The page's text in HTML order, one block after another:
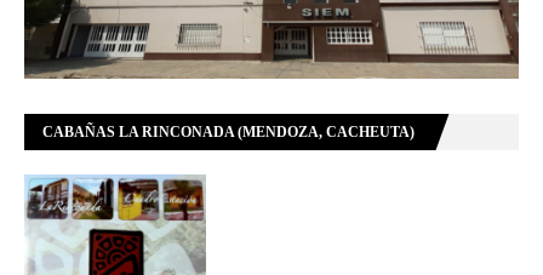
CABAÑAS LA RINCONADA (MENDOZA, CACHEUTA)